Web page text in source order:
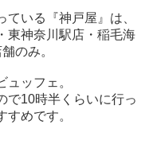
いる『神戸屋』は、
東神奈川駅店・稲毛海
のみ。
ッフェ。
で10時半くらいに行っ
めです。